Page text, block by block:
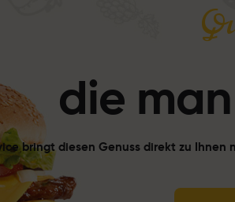
die
bringt diesen Genuss direkt zu